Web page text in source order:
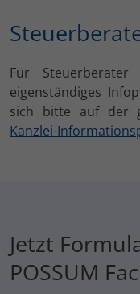
Für
eigenständiges
sich bitte auf der
Kanzlei-
Jetzt
POSSUM